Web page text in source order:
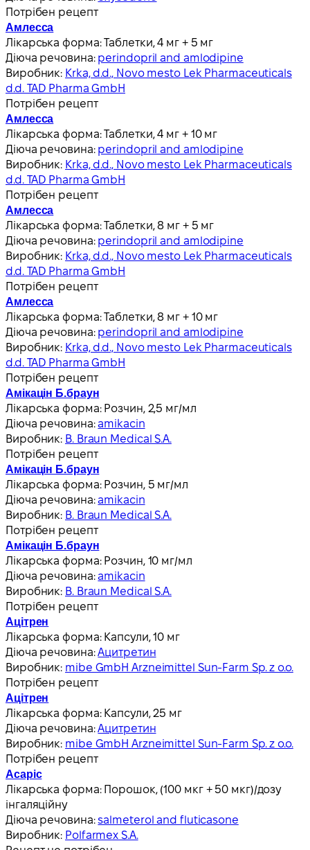
Потрібен рецепт
Амлесса
Лікарська форма:Таблетки, 4 мг + 5 мг
Діюча речовина: perindopril and amlodipine
Виробник: Krka, d.d., Novo mesto Lek Pharmaceuticals
d.d. TAD Pharma GmbH
Потрібен рецепт
Амлесса
Лікарська форма:Таблетки, 4 мг + 10 мг
Діюча речовина: perindopril and amlodipine
Виробник: Krka, d.d., Novo mesto Lek Pharmaceuticals
d.d. TAD Pharma GmbH
Потрібен рецепт
Амлесса
Лікарська форма:Таблетки, 8 мг + 5 мг
Діюча речовина: perindopril and amlodipine
Виробник: Krka, d.d., Novo mesto Lek Pharmaceuticals
d.d. TAD Pharma GmbH
Потрібен рецепт
Амлесса
Лікарська форма:Таблетки, 8 мг + 10 мг
Діюча речовина: perindopril and amlodipine
Виробник: Krka, d.d., Novo mesto Lek Pharmaceuticals
d.d. TAD Pharma GmbH
Потрібен рецепт
Амікацін Б.браун
Лікарська форма: Розчин, 2,5 мг/мл
Діюча речовина:amikacin
Виробник: B. Braun Medical S.A.
Потрібен рецепт
Амікацін Б.браун
Лікарська форма: Розчин, 5 мг/мл
Діюча речовина:amikacin
Виробник: B. Braun Medical S.A.
Потрібен рецепт
Амікацін Б.браун
Лікарська форма: Розчин, 10 мг/мл
Діюча речовина:amikacin
Виробник: B. Braun Medical S.A.
Потрібен рецепт
Ацітрен
Лікарська форма: Капсули, 10 мг
Діюча речовина:Ацитретин
Виробник: mibe GmbH Arzneimittel Sun-Farm Sp. z o.o.
Потрібен рецепт
Ацітрен
Лікарська форма: Капсули, 25 мг
Діюча речовина:Ацитретин
Виробник: mibe GmbH Arzneimittel Sun-Farm Sp. z o.o.
Потрібен рецепт
Асаріс
Лікарська форма: Порошок, (100 мкг + 50 мкг)/дозу
інгаляційну
Діюча речовина:salmeterol and fluticasone
Виробник: Polfarmex S.A.